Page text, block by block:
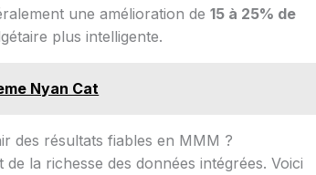
une amélioration de15 à 25% de
plus intelligente.
Nyan Cat
des résultats fiables en MMM ?
la richesse des données intégrées. Voici